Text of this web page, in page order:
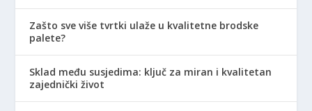
Zašto sve više tvrtki ulaže u kvalitetne brodske
palete?
Sklad među susjedima: ključ za miran i kvalitetan
zajednički život